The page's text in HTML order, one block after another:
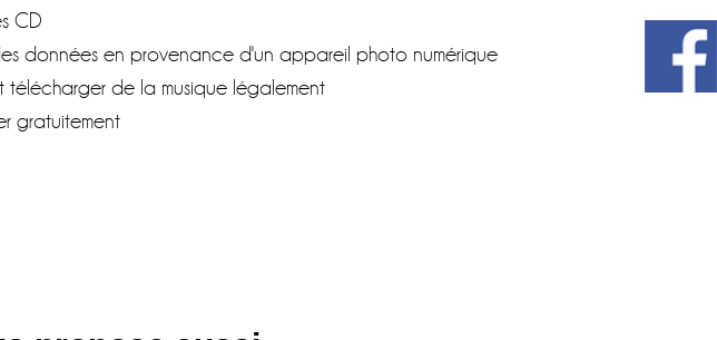
CD
données en provenance d'un appareil photo numérique
télécharger de la musique légalement
gratuitement